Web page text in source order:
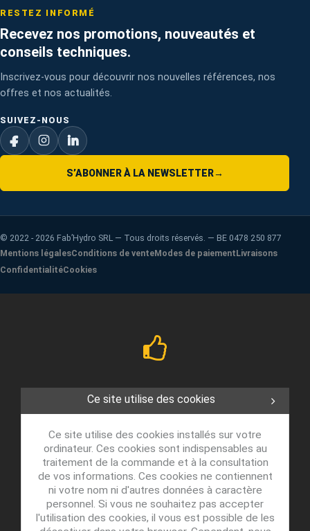
RESTEZ INFORMÉ
Recevez nos promotions, nouveautés et
conseils techniques.
Inscrivez-vous pour découvrir nos nouvelles références, nos
offres et nos actualités.
SUIVEZ-NOUS
S’ABONNER À LA NEWSLETTER→
© 2022 - 2026 Fab’Hydro SRL — Tous droits réservés. — BE 0478 250 877
Mentions légalesConditions de venteModes de paiementLivraisons
ConfidentialitéCookies
Ce site utilise des cookies
Ce site utilise des cookies installés sur votre
ordinateur. Ces cookies sont indispensables au
traitement de la commande et à la consultation
de vos informations. Ces cookies ne contiennent
ni votre nom ni d'autres données à caractère
personnel. Si vous ne souhaitez pas accepter
l'utilisation des cookies, il vous est possible de les